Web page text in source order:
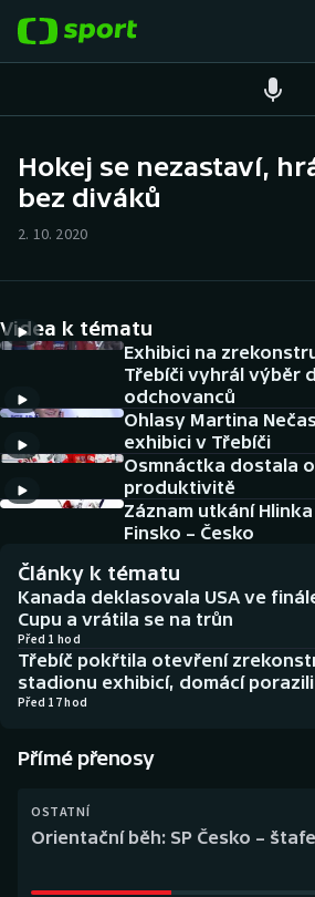
Hokej
Cyklistika
DALŠÍ SPORTY
Americký fotbal
Baseball a softbal
Basketbal
Biatlon
Boby a skeleton
Dostihy
NEPŘEHLÉDNĚTE
Soutěže
Historické návraty
Aplikace ČT sport
AZ kvíz
Hokej se nezastaví,
bez diváků
2. 10. 2020
Videa k tématu
Exhibici na
Třebíči vyhrál výběr
odchovanců
Ohlasy Martina
exhibici v Třebíči
Osmnáctka dostala
produktivitě
Záznam utkání
Finsko – Česko
Články k tématu
Kanada deklasovala USA ve
Cupu a vrátila se na trůn
Před 1 hod
Třebíč pokřtila otevření
stadionu exhibicí, domácí
Před 17 hod
Přímé přenosy
OSTATNÍ
Orientační běh: SP Česko –